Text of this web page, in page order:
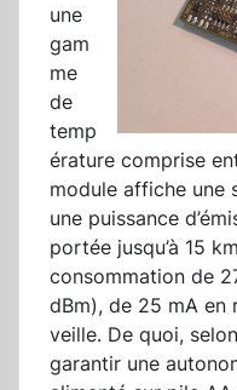
une
gam
me
de
temp
érature comprise
module affiche une
une puissance
portée jusqu’à 15
consommation de
dBm), de 25 mA en
veille. De quoi,
garantir une